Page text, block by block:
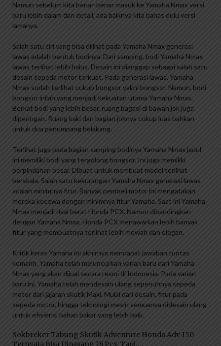
Namun sebelum kita benar-benar masuk ke Yamaha Nmax versi
baru lebih dalam dan detail, ada baiknya kita bahas dulu versi
lamanya.
Salah satu ciri yang bisa dilihat pada Yamaha Nmax generasi
lawas adalah bentuk bodinya. Dari samping, bodi Yamaha Nmax
lawas terlihat lebih halus. Desain ini dianggap sebagai salah satu
desain sepeda motor terkuat. Pada generasi lawas, Yamaha
Nmax sudah terlihat cukup bongsor yakni bongsor. Namun, bodi
bongsor inilah yang menjadi kekuatan utama Yamaha Nmax.
Berkat bodi yang lebih besar, ruang bagasi di bawah jok juga
diperingan. Ruang kaki dan bagian joknya cukup luas bahkan
untuk dua penumpang belakang.
Terlihat juga pada bagian samping bodinya Yamaha Nmax jadul
ini memiliki bodi yang tergolong bongsor. Ini juga memiliki
perpindahan besar. Dibuat untuk membuat model terlihat
berskala. Salah satu kekurangan Yamaha Nmax generasi lawas
adalah minimnya fitur. Banyak pembeli motor ini mengatakan
mereka kecewa dengan minimnya fitur Yamaha. Saat ini Yamaha
Nmax menjadi rival berat Honda PCX. Namun dibandingkan
dengan Yamaha Nmax, Honda PCX menawarkan lebih banyak
fitur yang membuatnya terlihat lebih mewah dan elegan.
Kritik keras Yamaha ini akhirnya mendapat jawaban tuntas
kemarin. Yamaha telah meluncurkan varian baru dari Yamaha
Nmax yang akan dijual secara resmi di Indonesia. Pada varian
baru ini, Yamaha telah mendesain ulang sepenuhnya sepeda
motor dari jajaran skutik Maxi. Mulai dari desain, fitur pada
sepeda motor, hingga teknologi mesin semuanya didesain ulang
untuk efisiensi bahan bakar yang lebih baik.
Sokbreker Tabung Skutik Adventure Honda Adv 150
Ternyata Bisa Dipasang Di Pcx, Tapi….